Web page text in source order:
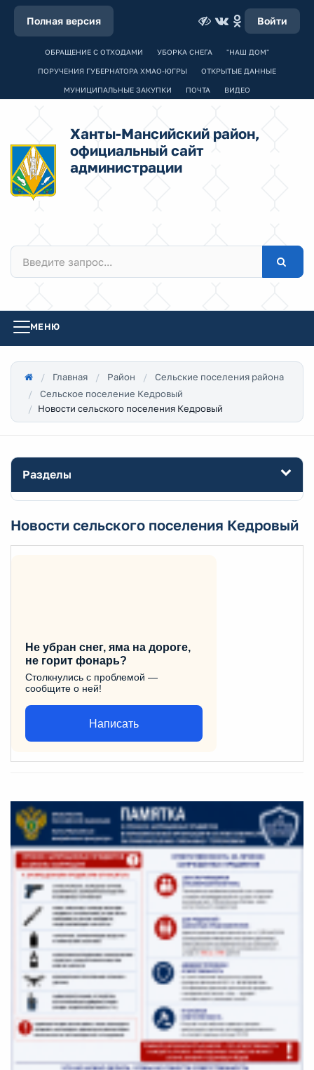
Полная версия Войти
ОБРАЩЕНИЕ С ОТХОДАМИ УБОРКА СНЕГА "НАШ ДОМ"
ПОРУЧЕНИЯ ГУБЕРНАТОРА ХМАО-ЮГРЫ ОТКРЫТЫЕ ДАННЫЕ
МУНИЦИПАЛЬНЫЕ ЗАКУПКИ ПОЧТА ВИДЕО
Ханты-Мансийский район,
официальный сайт
администрации
МЕНЮ
Главная Район
Сельские поселения района
Сельское поселение Кедровый
Новости сельского поселения Кедровый
Разделы
Новости сельского поселения Кедровый
Не убран снег, яма на дороге,
не горит фонарь?
Столкнулись с проблемой —
сообщите о ней!
Написать